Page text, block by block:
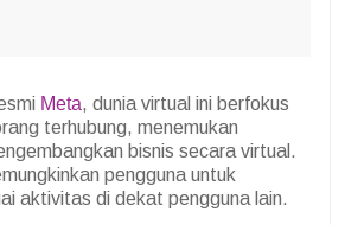
Meta, dunia virtual ini berfokus
terhubung, menemukan
bisnis secara virtual.
pengguna untuk
aktivitas di dekat pengguna lain.